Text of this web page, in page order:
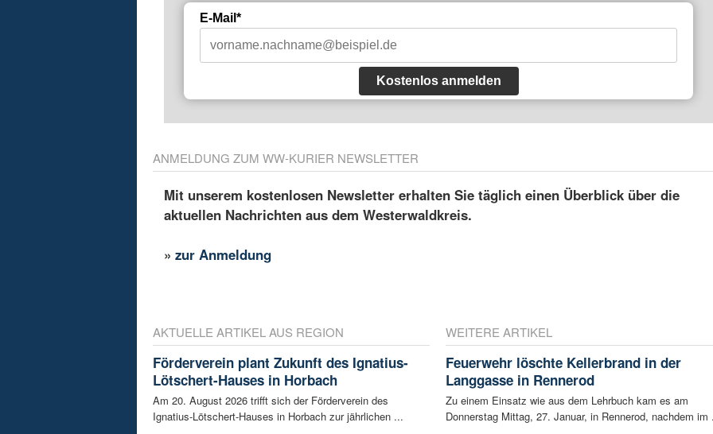
E-Mail*
Kostenlos anmelden
ANMELDUNG ZUM WW-KURIER NEWSLETTER
Mit unserem kostenlosen Newsletter erhalten Sie täglich einen Überblick über die
aktuellen Nachrichten aus dem Westerwaldkreis.
»zur Anmeldung
AKTUELLE ARTIKEL AUS REGION
Förderverein plant Zukunft des Ignatius-
Lötschert-Hauses in Horbach
Am 20. August 2026 trifft sich der Förderverein des
Ignatius-Lötschert-Hauses in Horbach zur jährlichen ...
WEITERE ARTIKEL
Feuerwehr löschte Kellerbrand in der
Langgasse in Rennerod
Zu einem Einsatz wie aus dem Lehrbuch kam es am
Donnerstag Mittag, 27. Januar, in Rennerod, nachdem im